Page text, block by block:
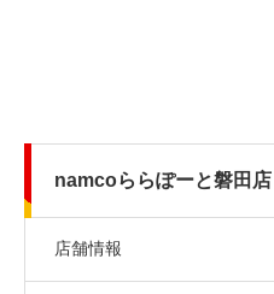
namcoららぽーと磐田店
店舗情報